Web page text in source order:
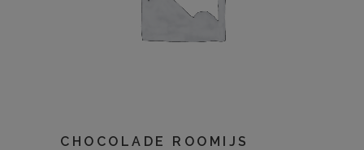
CHOCOLADE ROOMIJS